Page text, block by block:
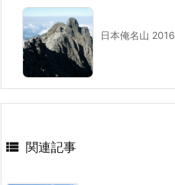
日本俺名山 2016
 関連記事